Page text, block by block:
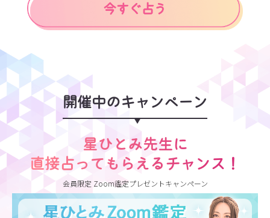
開催中のキャンペーン
星ひとみ先生に
直接占ってもらえるチャンス！
会員限定 Zoom鑑定プレゼントキャンペーン